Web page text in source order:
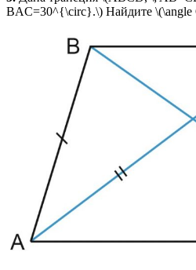
BAC=30^{\circ}.\) Найдите \(\angle